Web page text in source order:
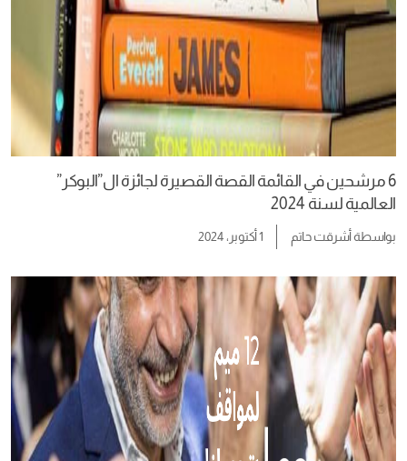
6 مرشحين في القائمة القصة القصيرة لجائزة ال”البوكر”
العالمية لسنة 2024
بواسطةأشرقت حاتم 1 أكتوبر، 2024